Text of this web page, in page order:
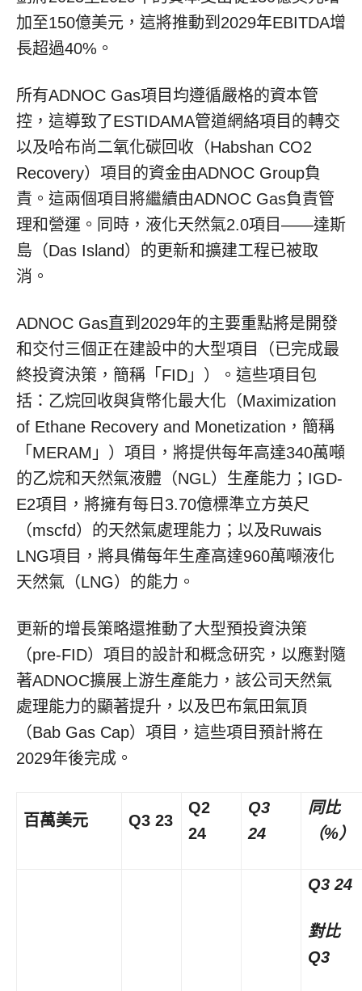
加至150億美元，這將推動到2029年EBITDA增
長超過40%。
所有ADNOC Gas項目均遵循嚴格的資本管
控，這導致了ESTIDAMA管道網絡項目的轉交
以及哈布尚二氧化碳回收（Habshan CO2
Recovery）項目的資金由ADNOC Group負
責。這兩個項目將繼續由ADNOC Gas負責管
理和營運。同時，液化天然氣2.0項目——達斯
島（Das Island）的更新和擴建工程已被取
消。
ADNOC Gas直到2029年的主要重點將是開發
和交付三個正在建設中的大型項目（已完成最
終投資決策，簡稱「FID」）。這些項目包
括：乙烷回收與貨幣化最大化（Maximization
of Ethane Recovery and Monetization，簡稱
「MERAM」）項目，將提供每年高達340萬噸
的乙烷和天然氣液體（NGL）生產能力；IGD-
E2項目，將擁有每日3.70億標準立方英尺
（mscfd）的天然氣處理能力；以及Ruwais
LNG項目，將具備每年生產高達960萬噸液化
天然氣（LNG）的能力。
更新的增長策略還推動了大型預投資決策
（pre-FID）項目的設計和概念研究，以應對隨
著ADNOC擴展上游生產能力，該公司天然氣
處理能力的顯著提升，以及巴布氣田氣頂
（Bab Gas Cap）項目，這些項目預計將在
2029年後完成。
百萬美元 Q3 23
Q2
24
Q3
24
同比
（%）
Q3 24
對比
Q3